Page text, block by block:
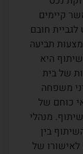
קיימים
חובם
תביעה
היא
של בית
משפחה
כוחם של
מנהלי
בין
לאישורו של